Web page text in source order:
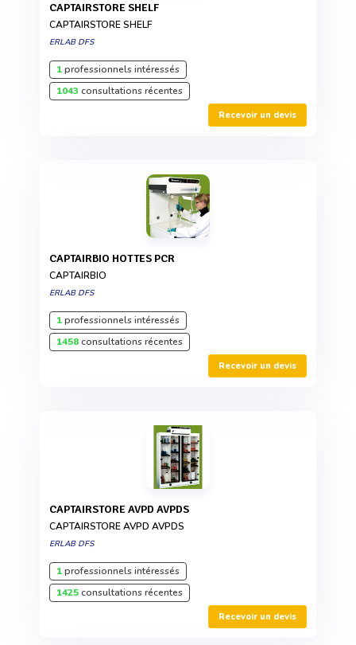
CAPTAIRSTORE SHELF
CAPTAIRSTORE SHELF
ERLAB DFS
1professionnels intéressés
1043 consultations récentes
Recevoir un devis
CAPTAIRBIO HOTTES PCR
CAPTAIRBIO
ERLAB DFS
1professionnels intéressés
1458consultations récentes
Recevoir un devis
CAPTAIRSTORE AVPD AVPDS
CAPTAIRSTORE AVPD AVPDS
ERLAB DFS
1professionnels intéressés
1425consultations récentes
Recevoir un devis